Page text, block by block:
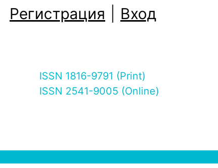
Регистрация Вход
ISSN 1816-9791 (Print)
ISSN 2541-9005 (Online)